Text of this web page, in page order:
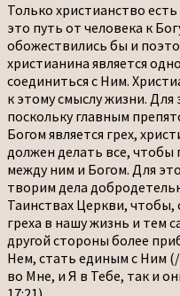
Только христианство есть
это путь от человека к
обожествились бы и
христианина является
соединиться с Ним.
к этому смыслу жизни.
поскольку главным
Богом является грех,
должен делать все, чтобы
между ним и Богом. Для
творим дела
Таинствах Церкви, чтобы,
греха в нашу жизнь и тем
другой стороны более
Нем, стать единым с Ним
во Мне, и Я в Тебе, так и